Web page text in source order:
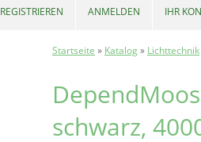
Startseite » Katalog» Lichttechnik
schwarz,
REGISTRIEREN ANMELDEN IHR